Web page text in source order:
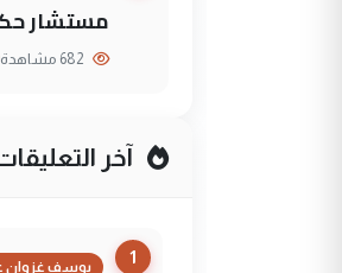
مستشار
آخر
1
يوسف